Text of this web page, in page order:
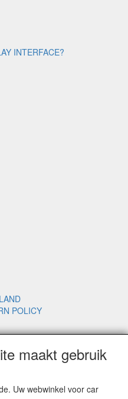
INTERFACE?
POLICY
maakt gebruik
Uw webwinkel voor car